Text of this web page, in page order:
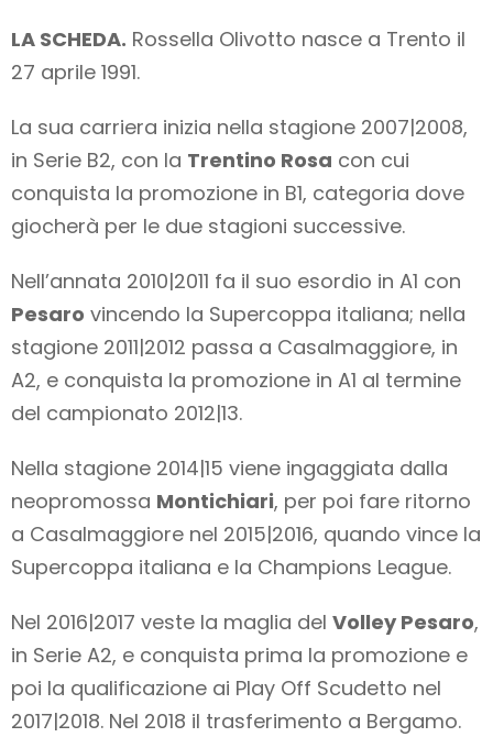
LA SCHEDA. Rossella Olivotto nasce a Trento il
27 aprile 1991.
La sua carriera inizia nella stagione 2007|2008,
in Serie B2, con la Trentino Rosa con cui
conquista la promozione in B1, categoria dove
giocherà per le due stagioni successive.
Nell’annata 2010|2011 fa il suo esordio in A1 con
Pesaro vincendo la Supercoppa italiana; nella
stagione 2011|2012 passa a Casalmaggiore, in
A2, e conquista la promozione in A1 al termine
del campionato 2012|13.
Nella stagione 2014|15 viene ingaggiata dalla
neopromossa Montichiari, per poi fare ritorno
a Casalmaggiore nel 2015|2016, quando vince la
Supercoppa italiana e la Champions League.
Nel 2016|2017 veste la maglia del Volley Pesaro,
in Serie A2, e conquista prima la promozione e
poi la qualificazione ai Play Off Scudetto nel
2017|2018. Nel 2018 il trasferimento a Bergamo.